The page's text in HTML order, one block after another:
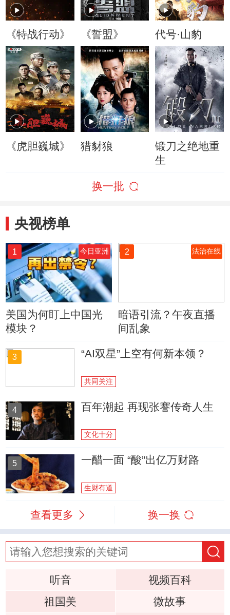
《特战行动》 《誓盟》 代号·山豹
《虎胆巍城》 猎豺狼
锻刀之绝地重
生
换一批
央视榜单
1 今日亚洲
美国为何盯上中国光
模块？
2 法治在线
暗语引流？午夜直播
间乱象
3 “AI双星”上空有何新本领？
共同关注
4 百年潮起 再现张謇传奇人生
文化十分
5 一醋一面 “酸”出亿万财路
生财有道
查看更多 换一换
听音
视频百科
祖国美
微故事